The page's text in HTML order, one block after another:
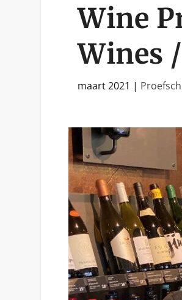
Wine
Wines
maart 2021 |